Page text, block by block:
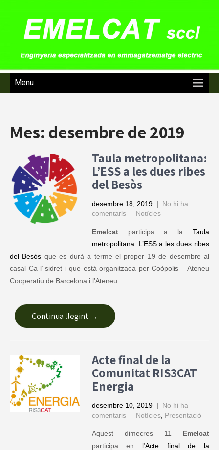
Menu
Mes: desembre de 2019
Taula metropolitana:
L’ESS a les dues ribes
del Besòs
desembre 18, 2019 | No hi ha
comentaris | Notícies
Emelcat participa a laTaula
metropolitana: L’ESS a les dues ribes
del Besòs que es durà a terme el proper 19 de desembre al
casal Ca l’Isidret i que està organitzada per Coòpolis – Ateneu
Cooperatiu de Barcelona i l’Ateneu …
Continua llegint →
Acte final de la
Comunitat RIS3CAT
Energia
desembre 10, 2019 | No hi ha
comentaris | Notícies, Presentació
Aquest dimecres 11 Emelcat
participa en l’Acte final de la